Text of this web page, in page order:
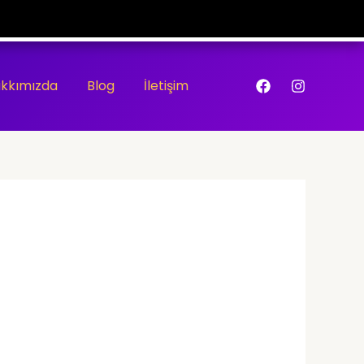
Blog İletişim